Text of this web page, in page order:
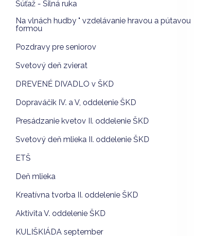
Súťaž - Silná ruka
Na vlnách hudby " vzdelávanie hravou a pútavou
formou
Pozdravy pre seniorov
Svetový deň zvierat
DREVENÉ DIVADLO v ŠKD
Dopraváčik IV. a V, oddelenie ŠKD
Presádzanie kvetov II. oddelenie ŠKD
Svetový deň mlieka II. oddelenie ŠKD
ETŠ
Deň mlieka
Kreatívna tvorba II. oddelenie ŠKD
Aktivita V. oddelenie ŠKD
KULIŠKIÁDA september